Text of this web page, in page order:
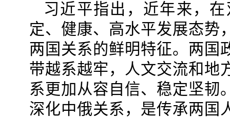
习近平指出，近年来，
定、健康、高水平发展态势
两国关系的鲜明特征。两国
带越系越牢，人文交流和地
系更加从容自信、稳定坚韧
深化中俄关系，是传承两国